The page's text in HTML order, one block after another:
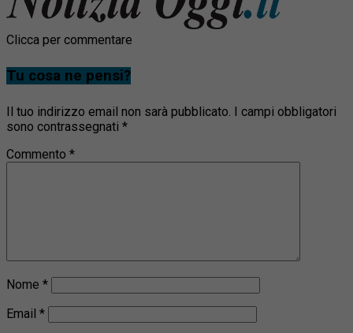
Clicca per commentare
Tu cosa ne pensi?
Il tuo indirizzo email non sarà pubblicato.
I campi obbligatori
sono contrassegnati *
Commento *
Nome *
Email *